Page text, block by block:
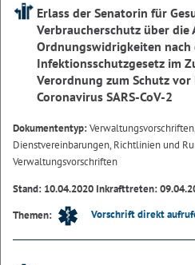
Erlass der Senatorin für
Verbraucherschutz über die
Ordnungswidrigkeiten nach
Infektionsschutzgesetz im
Verordnung zum Schutz
Coronavirus SARS-CoV-2
Dokumententyp:
Dienstvereinbarungen, Richtlinien und
Verwaltungsvorschriften
Stand: 10.04.2020 Inkrafttreten:
Themen:
Vorschrift direkt